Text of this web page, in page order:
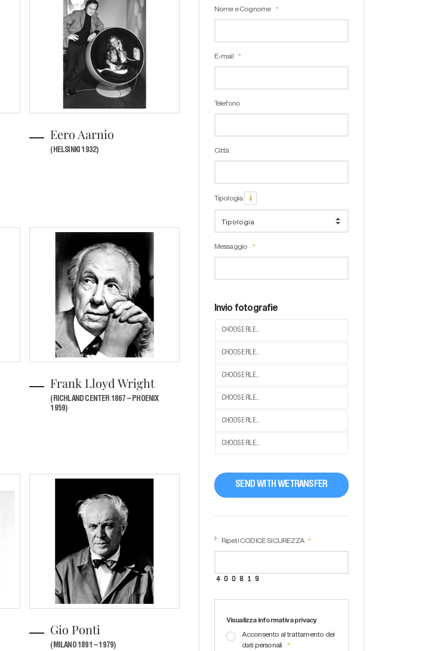
Eero Aarnio
(HELSINKI 1932)
Frank Lloyd Wright
(RICHLAND CENTER 1867 – PHOENIX
1959)
Gio Ponti
(MILANO 1891 – 1979)
Nome e Cognome
E-mail
Telefono
Città
Tipologia
Messaggio
Invio fotografie
CHOOSE FILE...
CHOOSE FILE...
CHOOSE FILE...
CHOOSE FILE...
CHOOSE FILE...
CHOOSE FILE...
SEND WITH WETRANSFER
Ripeti CODICE SICUREZZA
Visualizza informativa privacy
Acconsento al trattamento dei
dati personali